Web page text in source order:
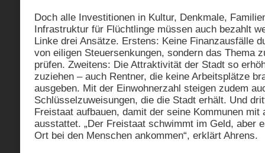
Doch alle Investitionen in Kultur, Denkmale,
Infrastruktur für Flüchtlinge müssen auch bezahlt
Linke drei Ansätze. Erstens: Keine Finanzausfälle
von eiligen Steuersenkungen, sondern das Thema
prüfen. Zweitens: Die Attraktivität der Stadt so
zuziehen – auch Rentner, die keine Arbeitsplätze
ausgeben. Mit der Einwohnerzahl steigen zudem
Schlüsselzuweisungen, die die Stadt erhält. Und
Freistaat aufbauen, damit der seine Kommunen mit
ausstattet. „Der Freistaat schwimmt im Geld, aber
Ort bei den Menschen ankommen“, erklärt Ahrens.